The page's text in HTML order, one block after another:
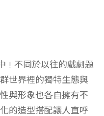
! 不同於以往的戲劇題
世界裡的獨特生態與
與形象也各自擁有不
的造型搭配讓人直呼